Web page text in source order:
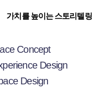
Concept
Design
Design
가치를 높이는스토리텔링